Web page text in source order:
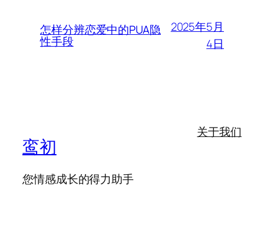
怎样分辨恋爱中的PUA隐
性手段
2025年5月
4日
鸾初
您情感成长的得力助手
关于我们